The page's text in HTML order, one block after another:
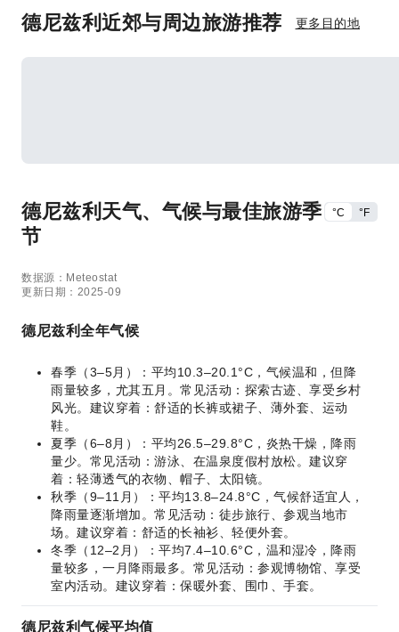
德尼兹利近郊与周边旅游推荐 更多目的地
德尼兹利天气、气候与最佳旅游季
节
°C °F
数据源：Meteostat
更新日期：2025-09
德尼兹利全年气候
春季（3–5月）：平均10.3–20.1°C，气候温和，但降
雨量较多，尤其五月。常见活动：探索古迹、享受乡村
风光。建议穿着：舒适的长裤或裙子、薄外套、运动
鞋。
夏季（6–8月）：平均26.5–29.8°C，炎热干燥，降雨
量少。常见活动：游泳、在温泉度假村放松。建议穿
着：轻薄透气的衣物、帽子、太阳镜。
秋季（9–11月）：平均13.8–24.8°C，气候舒适宜人，
降雨量逐渐增加。常见活动：徒步旅行、参观当地市
场。建议穿着：舒适的长袖衫、轻便外套。
冬季（12–2月）：平均7.4–10.6°C，温和湿冷，降雨
量较多，一月降雨最多。常见活动：参观博物馆、享受
室内活动。建议穿着：保暖外套、围巾、手套。
德尼兹利气候平均值